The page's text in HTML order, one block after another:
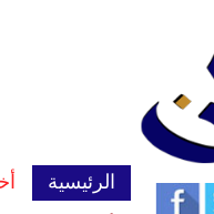
الرئيسية